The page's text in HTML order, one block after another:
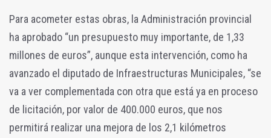
Para acometer estas obras, la Administración provincial
ha aprobado “un presupuesto muy importante, de 1,33
millones de euros”, aunque esta intervención, como ha
avanzado el diputado de Infraestructuras Municipales, “se
va a ver complementada con otra que está ya en proceso
de licitación, por valor de 400.000 euros, que nos
permitirá realizar una mejora de los 2,1 kilómetros